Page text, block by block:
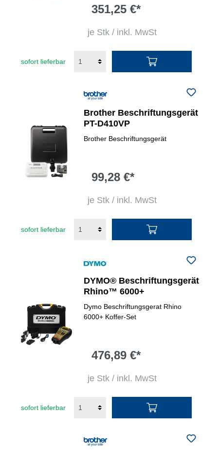
351,25 €*
je Stk / inkl. MwSt
sofort lieferbar
Brother Beschriftungsgerät
PT-D410VP
Brother Beschriftungsgerät
99,28 €*
je Stk / inkl. MwSt
sofort lieferbar
DYMO® Beschriftungsgerät
Rhino™ 6000+
Dymo Beschriftungsgerat Rhino
6000+ Koffer-Set
476,89 €*
je Stk / inkl. MwSt
sofort lieferbar